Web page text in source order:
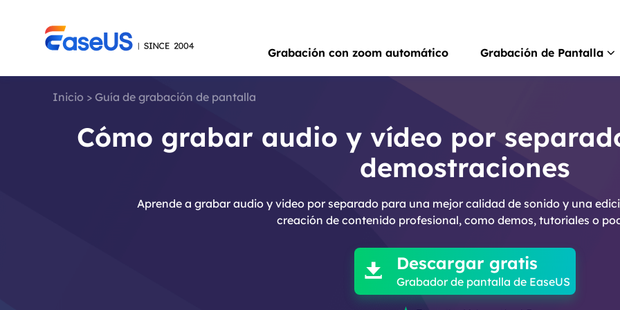
Grabación con zoom automático Grabación de Pantalla
Inicio > Guía de grabación de pantalla
Cómo grabar audio y vídeo por
demostraciones
Aprende a grabar audio y video por separado para una mejor calidad de sonido y una
creación de contenido profesional, como demos, tutoriales o

 Descargar gratis
Grabador de pantalla de EaseUS